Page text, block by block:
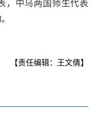
，中乌两国师生代表
【责任编辑：王文倩】